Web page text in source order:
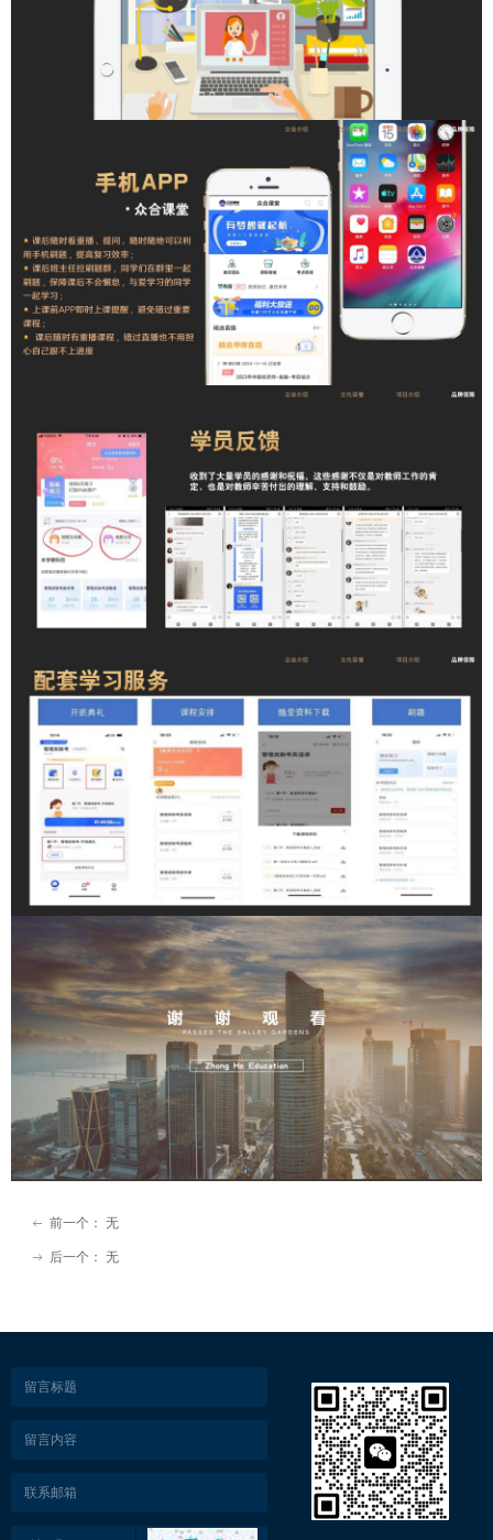
ꂃ 前一个： 无
ꁹ 后一个： 无